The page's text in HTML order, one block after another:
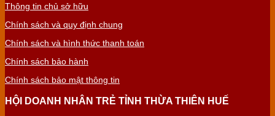
Thông tin chủ sở hữu
Chính sách và quy định chung
Chính sách và hình thức thanh toán
Chính sách bảo hành
Chính sách bảo mật thông tin
HỘI DOANH NHÂN TRẺ TỈNH THỪA THIÊN HUẾ